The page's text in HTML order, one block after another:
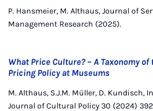
P. Hansmeier, M. Althaus, Journal of
Management Research (2025).
What Price Culture? – A Taxonomy
Pricing Policy at Museums
M. Althaus, S.J.M. Müller, D. Kundisch,
Journal of Cultural Policy 30 (2024)